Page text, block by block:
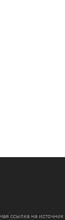
ссылка на источник